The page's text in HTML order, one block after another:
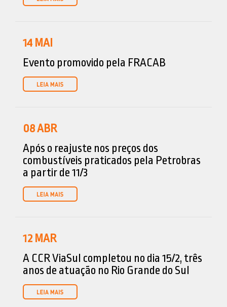
14 MAI
Evento promovido pela FRACAB
08ABR
Após o reajuste nos preços dos
combustíveis praticados pela Petrobras
a partir de 11/3
12 MAR
A CCR ViaSul completou no dia 15/2, três
anos de atuação no Rio Grande do Sul